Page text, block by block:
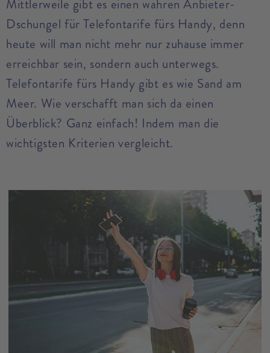
Mittlerweile gibt es einen wahren Anbieter-
Dschungel für Telefontarife fürs Handy, denn
heute will man nicht mehr nur zuhause immer
erreichbar sein, sondern auch unterwegs.
Telefontarife fürs Handy gibt es wie Sand am
Meer. Wie verschafft man sich da einen
Überblick? Ganz einfach! Indem man die
wichtigsten Kriterien vergleicht.